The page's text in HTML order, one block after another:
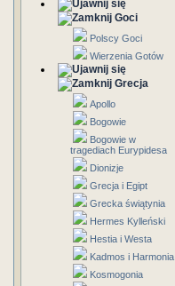
Goci
Polscy Goci
Wierzenia Gotów
Grecja
Apollo
Bogowie
Bogowie w
tragediach Eurypidesa
Dionizje
Grecja i Egipt
Grecka świątynia
Hermes Kylleński
Hestia i Westa
Kadmos i Harmonia
Kosmogonia